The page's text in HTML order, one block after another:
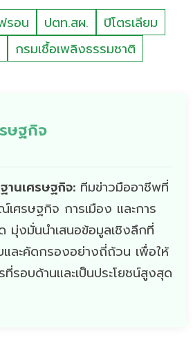
รอน ปตท.สผ.
ปิโตรเลียม
กรมเชื้อเพลิงธรรมชาติ
ษฐกิจ
านเศรษฐกิจ: ทีมข่าวมืออาชีพที่
เศรษฐกิจ การเมือง และการ
มุ่งมั่นนำเสนอข้อมูลเชิงลึกที่
ละคัดกรองอย่างถี่ถ้วน เพื่อให้
ที่รอบด้านและเป็นประโยชน์สูงสุด